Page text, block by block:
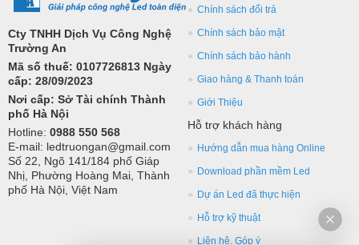
Cty TNHH Dịch Vụ Công Nghệ
Trường An
Mã số thuế: 0107726813 Ngày
cấp: 28/09/2023
Nơi cấp: Sở Tài chính Thành
phố Hà Nội
Hotline: 0988 550 568
E-mail: ledtruongan@gmail.com
Số 22, Ngõ 141/184 phố Giáp
Nhị, Phường Hoàng Mai, Thành
phố Hà Nội, Việt Nam
Chính sách đổi trả
Chính sách bảo mật
Chính sách bảo hành
Giao hàng & Thanh toán
Giới Thiệu
Hỗ trợ khách hàng
Hướng dẫn mua hàng Online
Download phần mềm Led
Dự án Led đã thực hiện
Hỗ trợ kỹ thuật
Liên hệ, Góp ý